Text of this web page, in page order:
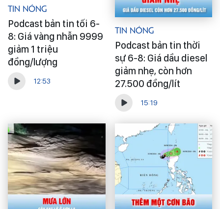
Tin Nóng
Podcast bản tin tối 6-
8: Giá vàng nhẫn 9999
giảm 1 triệu
đồng/lượng
12:53
Tin Nóng
Podcast bản tin thời
sự 6-8: Giá dầu diesel
giảm nhẹ, còn hơn
27.500 đồng/lít
15:19